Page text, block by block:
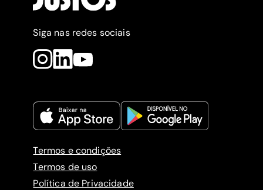
Siga nas redes sociais
Termos e condições
Termos de uso
Política de Privacidade